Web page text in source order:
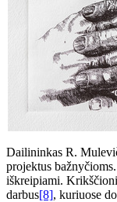
Dailininkas R.
projektus
iškreipiami.
darbus[8], kuriuose